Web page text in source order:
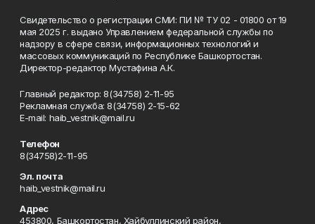
Свидетельство о регистрации СМИ: ПИ № ТУ 02 - 01800 от 19
мая 2025 г. выдано Управлением федеральной службы по
надзору в сфере связи, информационных технологий и
массовых коммуникаций по Республике Башкортостан.
Директор-редактор Мустафина А.К.
Главный редактор: 8(34758) 2-11-95
Рекламная служба: 8(34758) 2-15-62
Е-mаil: haib_vestnik@mail.ru
Телефон
8(34758)2-11-95
Эл. почта
haib_vestnik@mail.ru
Адрес
453800, Башкортостан, Хайбуллинский район,